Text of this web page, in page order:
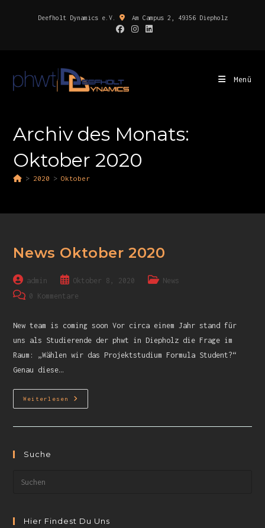
Deefholt Dynamics e.V. Am Campus 2, 49356 Diepholz
Menü
Archiv des Monats:
Oktober 2020
> 2020 > Oktober
News Oktober 2020
admin Oktober 8, 2020
News
0 Kommentare
New team is coming soon Vor circa einem Jahr stand für
uns als Studierende der phwt in Diepholz die Frage im
Raum: „Wählen wir das Projektstudium Formula Student?“
Genau diese…
Weiterlesen
Suche
Hier Findest Du Uns